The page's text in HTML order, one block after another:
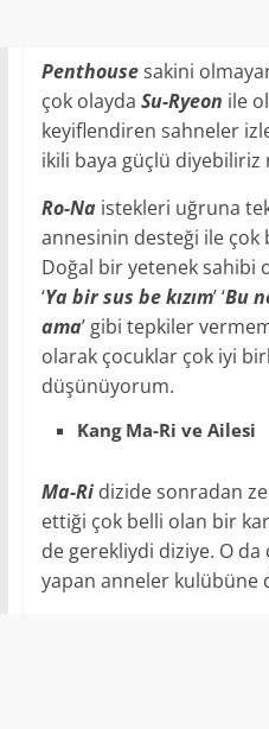
Penthousesakini
çok olayda Su-Ryeon ile
keyiflendiren sahneler
ikili baya güçlü diyebiliriz
Ro-Naistekleri uğruna tek
annesinin desteği ile çok
Doğal bir yetenek sahibi
‘Ya bir sus be kızım’ ‘Bu
ama’ gibi tepkiler
olarak çocuklar çok iyi
düşünüyorum.
Kang Ma-Ri ve Ailesi
Ma-Ri dizide sonradan
ettiği çok belli olan bir
de gerekliydi diziye. O
yapan anneler kulübüne